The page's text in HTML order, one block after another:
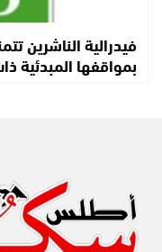
فيدرالية الناشرين
بمواقفها المبدئية